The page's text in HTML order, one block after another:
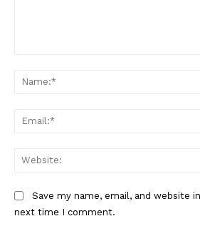
Canale TV 70/80/90
ECONOMIA
Save my name, email, and website
next time I comment.